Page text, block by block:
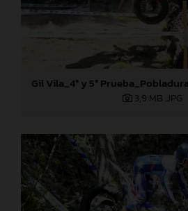
3,9 MB .JPG